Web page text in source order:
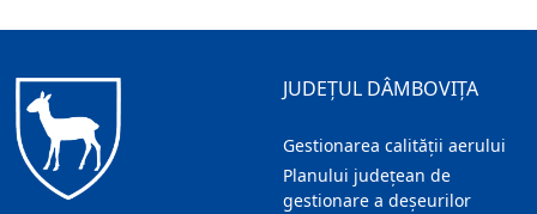
JUDEȚUL DÂMBOVIȚA
Gestionarea calității aerului
Planului județean de
gestionare a deșeurilor